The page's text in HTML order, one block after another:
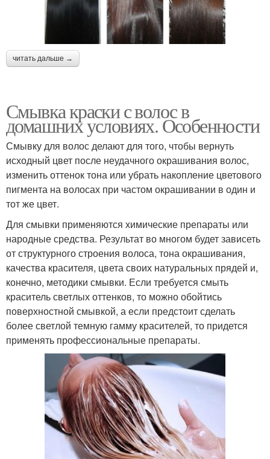
читать дальше →
Смывка краски с волос в
домашних условиях. Особенности
Смывку для волос делают для того, чтобы вернуть
исходный цвет после неудачного окрашивания волос,
изменить оттенок тона или убрать накопление цветового
пигмента на волосах при частом окрашивании в один и
тот же цвет.
Для смывки применяются химические препараты или
народные средства. Результат во многом будет зависеть
от структурного строения волоса, тона окрашивания,
качества красителя, цвета своих натуральных прядей и,
конечно, методики смывки. Если требуется смыть
краситель светлых оттенков, то можно обойтись
поверхностной смывкой, а если предстоит сделать
более светлой темную гамму красителей, то придется
применять профессиональные препараты.